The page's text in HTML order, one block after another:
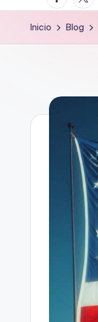
R
C
I
Inicio Blog